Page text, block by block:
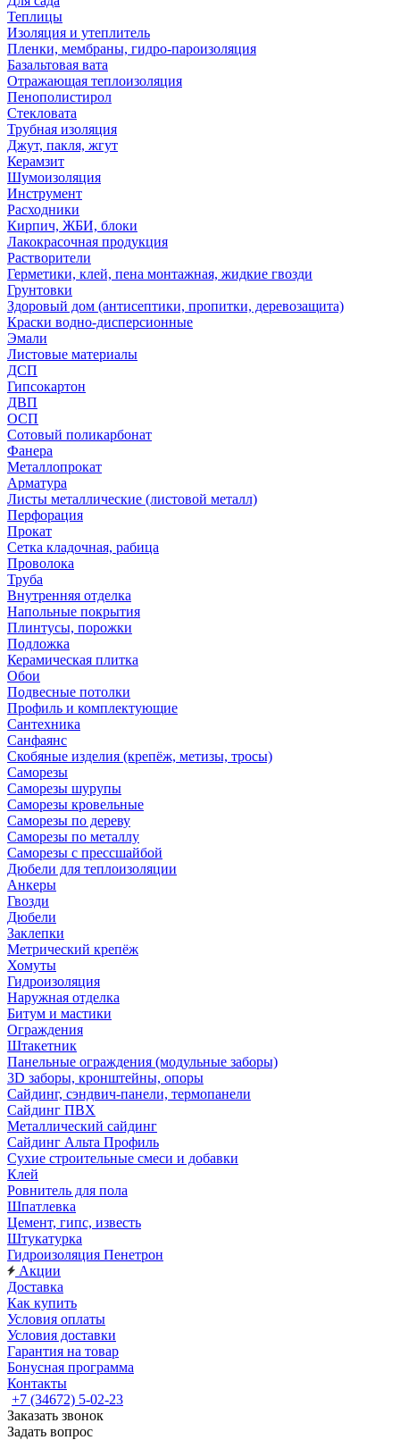
Теплицы
Изоляция и утеплитель
Пленки, мембраны, гидро-пароизоляция
Базальтовая вата
Отражающая теплоизоляция
Пенополистирол
Стекловата
Трубная изоляция
Джут, пакля, жгут
Керамзит
Шумоизоляция
Инструмент
Расходники
Кирпич, ЖБИ, блоки
Лакокрасочная продукция
Растворители
Герметики, клей, пена монтажная, жидкие гвозди
Грунтовки
Здоровый дом (антисептики, пропитки, деревозащита)
Краски водно-дисперсионные
Эмали
Листовые материалы
ДСП
Гипсокартон
ДВП
ОСП
Сотовый поликарбонат
Фанера
Металлопрокат
Арматура
Листы металлические (листовой металл)
Перфорация
Прокат
Сетка кладочная, рабица
Проволока
Труба
Внутренняя отделка
Напольные покрытия
Плинтусы, порожки
Подложка
Керамическая плитка
Обои
Подвесные потолки
Профиль и комплектующие
Сантехника
Санфаянс
Скобяные изделия (крепёж, метизы, тросы)
Саморезы
Саморезы шурупы
Саморезы кровельные
Саморезы по дереву
Саморезы по металлу
Саморезы с прессшайбой
Дюбели для теплоизоляции
Анкеры
Гвозди
Дюбели
Заклепки
Метрический крепёж
Хомуты
Гидроизоляция
Наружная отделка
Битум и мастики
Ограждения
Штакетник
Панельные ограждения (модульные заборы)
3D заборы, кронштейны, опоры
Cайдинг, сэндвич-панели, термопанели
Сайдинг ПВХ
Металлический сайдинг
Сайдинг Альта Профиль
Сухие строительные смеси и добавки
Клей
Ровнитель для пола
Шпатлевка
Цемент, гипс, известь
Штукатурка
Гидроизоляция Пенетрон
Акции
Доставка
Как купить
Условия оплаты
Условия доставки
Гарантия на товар
Бонусная программа
Контакты
+7 (34672) 5-02-23
Заказать звонок
Задать вопрос